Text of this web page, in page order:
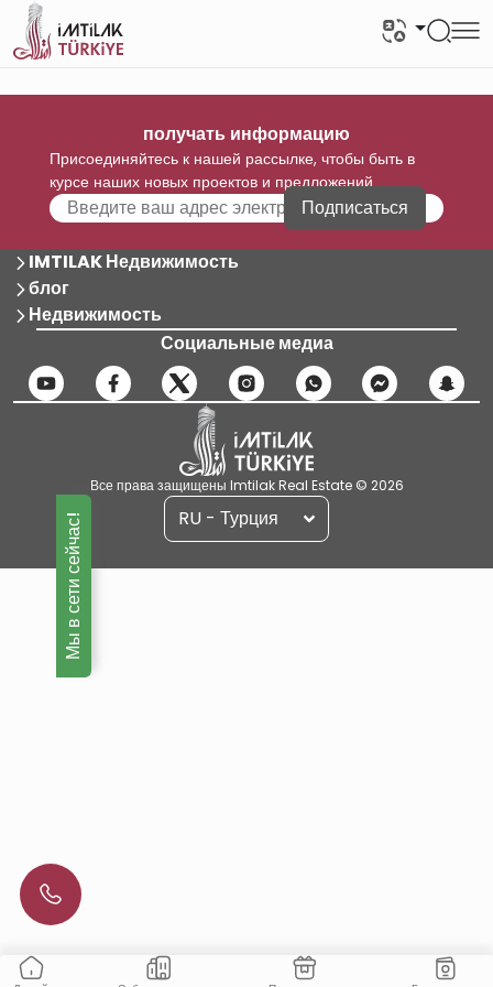
получать информацию
Присоединяйтесь к нашей рассылке, чтобы быть в
курсе наших новых проектов и предложений
Подписаться
IMTILAK Недвижимость
блог
Недвижимость
Социальные медиа
Все права защищены Imtilak Real Estate © 2026
RU - Турция
Мы в сети сейчас!